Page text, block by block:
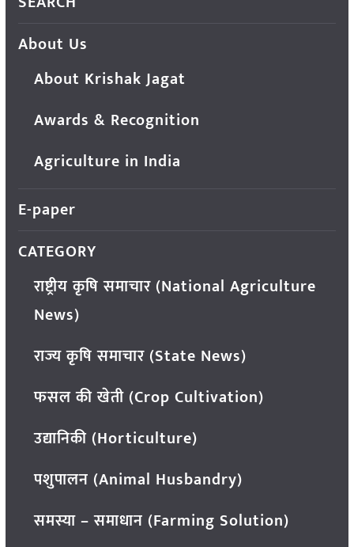
About Us
About Krishak Jagat
Awards & Recognition
Agriculture in India
E-paper
CATEGORY
राष्ट्रीय कृषि समाचार (National Agriculture
News)
राज्य कृषि समाचार (State News)
फसल की खेती (Crop Cultivation)
उद्यानिकी (Horticulture)
पशुपालन (Animal Husbandry)
समस्या – समाधान (Farming Solution)